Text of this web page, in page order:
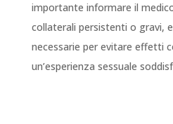
importante informare il
collaterali persistenti o gravi,
necessarie per evitare effetti
un’esperienza sessuale